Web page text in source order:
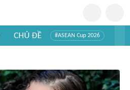
CHỦ ĐỀ #ASEAN Cup 2026